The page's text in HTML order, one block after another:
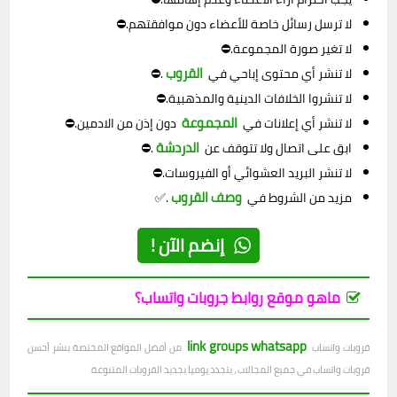
لا ترسل رسائل خاصة للأعضاء دون موافقتهم.⛔
لا تغير صورة المجموعة.⛔
لا تنشر أي محتوى إباحي في القروب.⛔
لا تنشروا الخلافات الدينية والمذهبية.⛔
لا تنشر أي إعلانات في المجموعة دون إذن من الادمين.⛔
ابق على اتصال ولا تتوقف عن الدردشة.⛔
لا تنشر البريد العشوائي أو الفيروسات.⛔
مزيد من الشروط في وصف القروب.✅
إنضم الآن !
ماهو موقع روابط جروبات واتساب؟
قروبات واتساب link groups whatsapp من أفضل المواقع المختصة بنشر أحسن
قروبات واتساب في جميع المجالات ، بتجدد يوميا بجديد القروبات المتنوعة.